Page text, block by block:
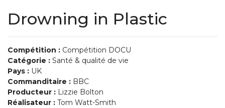
Drowning in Plastic
Compétition : Compétition DOCU
Catégorie : Santé & qualité de vie
Pays : UK
Commanditaire : BBC
Producteur : Lizzie Bolton
Réalisateur : Tom Watt-Smith